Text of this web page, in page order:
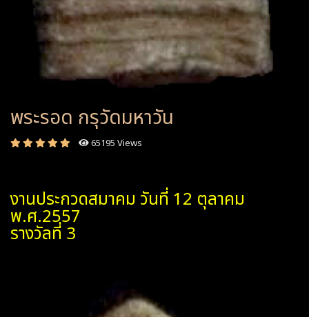
พระรอด กรุวัดมหาวัน
65195 Views
งานประกวดสมาคม วันที่ 12 ตุลาคม
พ.ศ.2557
รางวัลที่ 3